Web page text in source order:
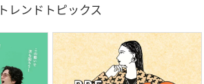
トレンドトピックス